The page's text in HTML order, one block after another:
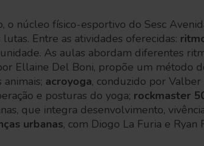
o núcleo físico-esportivo do Sesc
Entre as atividades oferecidas:
As aulas abordam diferentes
Ellaine Del Boni, propõe um método
acroyoga, conduzido por Valber
e posturas do yoga; rockmaster
que integra desenvolvimento,
urbanas, com Diogo La Furia e